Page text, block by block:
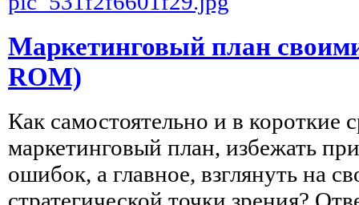
Маркетинговый план
ROM)
Как самостоятельно и в короткие
маркетинговый план, избежать
ошибок, а главное, взглянуть на